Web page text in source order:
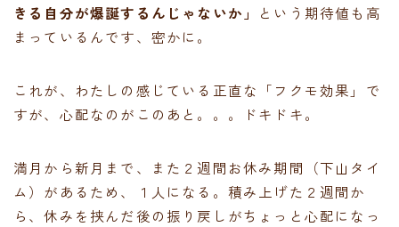
きる自分が爆誕するんじゃないか」
という期待値も高
まっているんです、密かに。
これが、わたしの感じている正直な「フクモ効果」で
すが、心配なのがこのあと。。。ドキドキ。
満月から新月まで、また２週間お休み期間（下山タイ
ム）があるため、１人になる。積み上げた２週間か
ら、休みを挟んだ後の振り戻しがちょっと心配になっ